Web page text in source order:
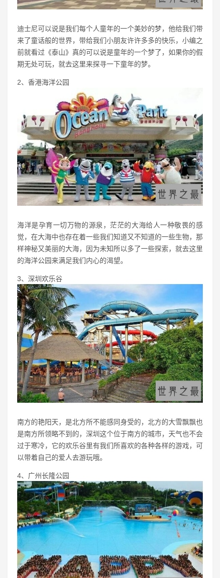
迪士尼可以说是我们每个人童年的一个美妙的梦，他给我们带
来了童话般的世界，带给我们小朋友许许多多的快乐，小编之
前就看过《泰山》真的可以说是童年的一个梦了，如果你的假
期无处可玩，就去这里来探寻一下童年的梦。
2、香港海洋公园
海洋是孕育一切万物的源泉，茫茫的大海给人一种敬畏的感
觉，在大海中也存在着一些我们知道又不知道的一些生物，那
样神秘又美丽的大海，因为未知所以多了一些探索，就去这里
的海洋公园来满足我们内心的渴望。
3、深圳欢乐谷
南方的艳阳天，是北方所不能感同身受的，北方的大雪飘飘也
是南方所领略不到的，深圳这个位于南方的城市，天气也不会
过于寒冷，它的欢乐谷里有我们所喜欢的各种各样的游戏，可
以带着自己的爱人去游玩哦。
4、广州长隆公园